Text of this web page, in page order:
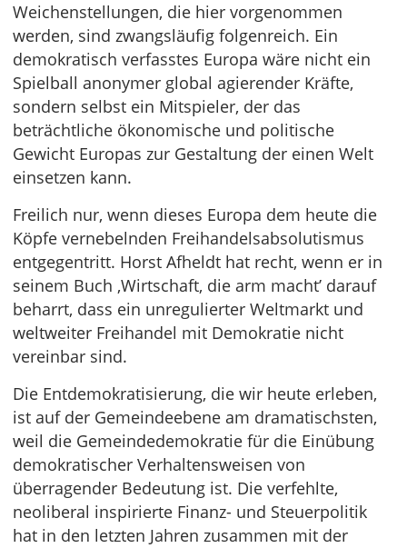
Weichenstellungen, die hier vorgenommen
werden, sind zwangsläufig folgenreich. Ein
demokratisch verfasstes Europa wäre nicht ein
Spielball anonymer global agierender Kräfte,
sondern selbst ein Mitspieler, der das
beträchtliche ökonomische und politische
Gewicht Europas zur Gestaltung der einen Welt
einsetzen kann.
Freilich nur, wenn dieses Europa dem heute die
Köpfe vernebelnden Freihandelsabsolutismus
entgegentritt. Horst Afheldt hat recht, wenn er in
seinem Buch ‚Wirtschaft, die arm macht’ darauf
beharrt, dass ein unregulierter Weltmarkt und
weltweiter Freihandel mit Demokratie nicht
vereinbar sind.
Die Entdemokratisierung, die wir heute erleben,
ist auf der Gemeindeebene am dramatischsten,
weil die Gemeindedemokratie für die Einübung
demokratischer Verhaltensweisen von
überragender Bedeutung ist. Die verfehlte,
neoliberal inspirierte Finanz- und Steuerpolitik
hat in den letzten Jahren zusammen mit der